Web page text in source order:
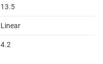
13.5
Linear
4.2